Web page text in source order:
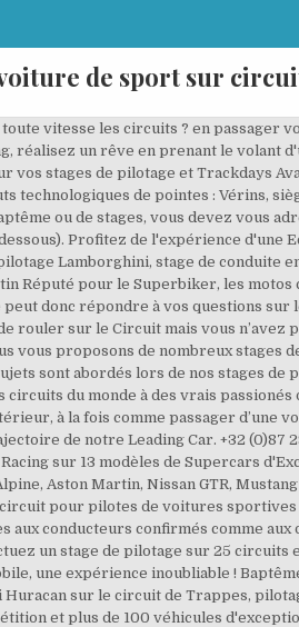
de sport sur
– 2 à 15 TOURS (selon le forfait*) Au volant d’une Porsche Boxster, faites découvrir à votre adolescent les joies et les plaisirs de la conduite sur circuit ! Philosophie M, briefings techniques de pilotage, contenu technologique M et nombreuses sessions de roulage à hauts régimes, voici le programme qui vous attend. Nous accueillons les stagiaires de tous les niveaux, particuliers ou entreprises. On met le contact ? Suivez des stages de pilotage sur glace ️ ️ ️, avec le Circuit Glace de Flaine, sur Renault et Subaru. Ne pensez plus que conduire une supercar est uniquement réservé à quelques privilégiés, nous vous proposons de nombreux stages de pilotage sur différents circuits et dans toute la France. depuis la ligne des stands ou depuis la terrasse du bâtiment d'accueil où la vue est magnifique. C'est parti pour des tours de circuit en voiture de cours. Après un briefing de sécurité, il pourra monter à bord d'une superbe voiture de sport pour deux ou trois tours de piste, avec un véritable professionnel au volant. Tarifs : CHF 480.- Membre TCS. Piloter une voiture de luxe ou bien une moto surpuissante est maintenant à portée de main, grâce aux coffrets cadeaux Smartbox de stages de pilotage. Offrez-vous un perfectionnement de votre pilotage accompagné par un professionnel sur l’une de nos voitures. En 25 ans d’existence, Team Pilotage 42 ne cesse de vous surprendre en proposant des stages de pilotage automobile sur circuit asphalte flambant neuf et piste de terre. Ces 2 tours se feront à vitesse modérée derrière notre Leading Car afin d’assurer la sécurité de tous, il n’est donc pas nécessaire de posséder une voiture de sport. Motos, autos, vélos, vivez votre passion au circuit de Mettet ! Lire plus De 11 à 18 ans – 2 à 15 TOURS (selon le forfait*) Au volant d’une Porsche Boxster, faites découvrir à votre adolescent les joies et les plaisirs de la conduite sur circuit ! Le baptême de piste est une occasion unique de découvrir le Circuit de Spa-Francorchamps de l’intérieur, à la fois comme passager d’une voiture de course aux mains d’un pilote professionnel, puis comme conducteur de votre propre voiture, en suivant la trajectoire de notre Leading Car. Vous prenez place en tant que passager à bord de notre voiture de 310cv et partez à l’assaut du plus beau Circuit du monde pour 2 tours. Nous offrons les espériences de conduite ultimes sur